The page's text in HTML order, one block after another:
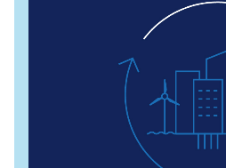
Grundvandssænkning
Byggemodning
Samarbejde
Projektudvikling